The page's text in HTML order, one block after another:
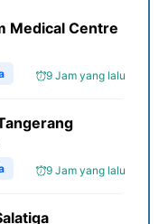
Medical Centre
9 Jam yang lalu
9 Jam yang lalu